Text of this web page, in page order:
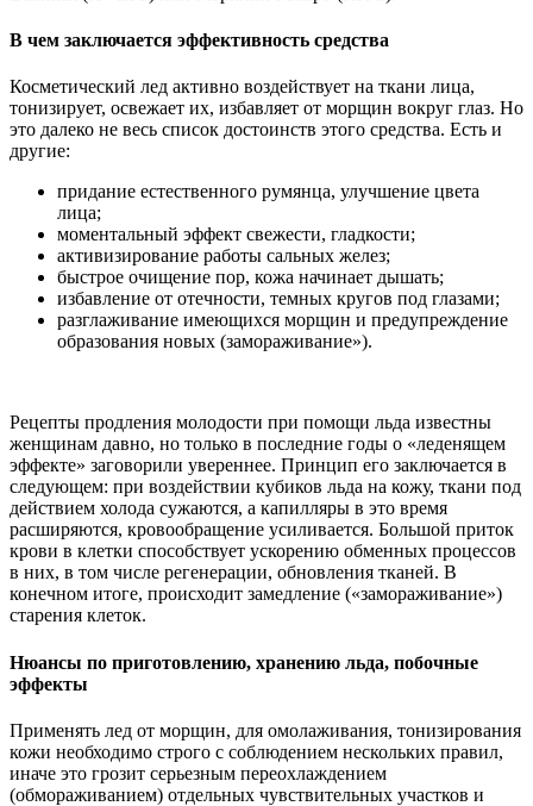
В чем заключается эффективность средства
Косметический лед активно воздействует на ткани лица,
тонизирует, освежает их, избавляет от морщин вокруг глаз. Но
это далеко не весь список достоинств этого средства. Есть и
другие:
придание естественного румянца, улучшение цвета
лица;
моментальный эффект свежести, гладкости;
активизирование работы сальных желез;
быстрое очищение пор, кожа начинает дышать;
избавление от отечности, темных кругов под глазами;
разглаживание имеющихся морщин и предупреждение
образования новых (замораживание»).
Рецепты продления молодости при помощи льда известны
женщинам давно, но только в последние годы о «леденящем
эффекте» заговорили увереннее. Принцип его заключается в
следующем: при воздействии кубиков льда на кожу, ткани под
действием холода сужаются, а капилляры в это время
расширяются, кровообращение усиливается. Большой приток
крови в клетки способствует ускорению обменных процессов
в них, в том числе регенерации, обновления тканей. В
конечном итоге, происходит замедление («замораживание»)
старения клеток.
Нюансы по приготовлению, хранению льда, побочные
эффекты
Применять лед от морщин, для омолаживания, тонизирования
кожи необходимо строго с соблюдением нескольких правил,
иначе это грозит серьезным переохлаждением
(обмораживанием) отдельных чувствительных участков и